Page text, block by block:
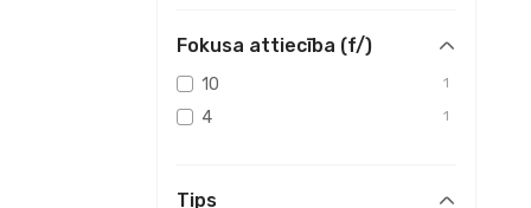
Fokusa attiecība (f/)
10 1
4 1
Tips